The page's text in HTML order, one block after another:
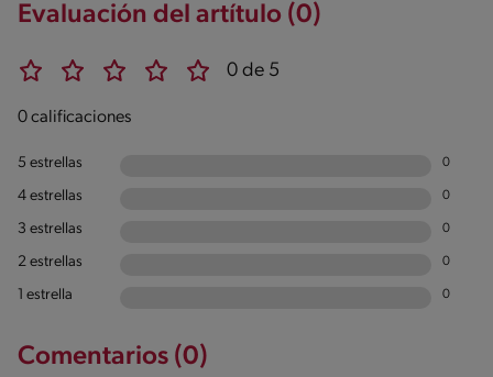
Evaluación del artítulo (0)
0 de 5
0 calificaciones
5 estrellas 0
4 estrellas 0
3 estrellas 0
2 estrellas 0
1 estrella 0
Comentarios (0)